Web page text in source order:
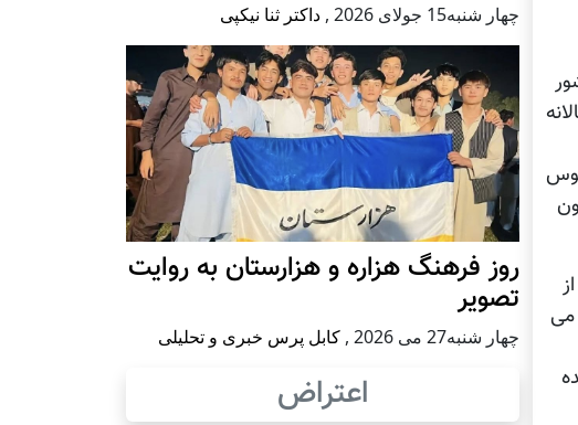
را گرفت. این حادثه المناک بتاریخ 21 جون
می
چهار شنبه15 جولای 2026 , داکتر ثنا نیکپی
روز فرهنگ هزاره و هزارستان به روایت
تصویر
چهار شنبه27 می 2026 , کابل پرس خبری و تحلیلی
اعتراض